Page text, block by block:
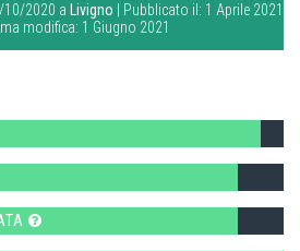
10/2020 a Livigno | Pubblicato il: 1 Aprile 2021
modifica: 1 Giugno 2021